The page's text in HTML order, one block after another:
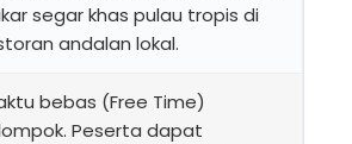
segar khas pulau tropis di
andalan lokal.
bebas (Free Time)
Peserta dapat